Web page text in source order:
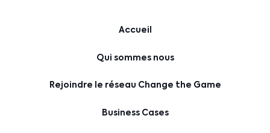
Accueil
Qui sommes nous
Rejoindre le réseau Change the Game
Business Cases